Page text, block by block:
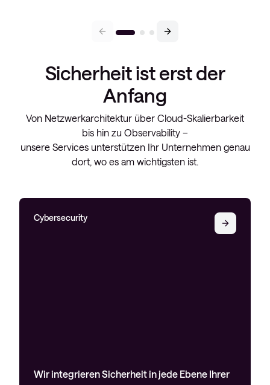
Sicherheit ist erst der
Anfang
Von Netzwerkarchitektur über Cloud-Skalierbarkeit
bis hin zu Observability –
unsere Services unterstützen Ihr Unternehmen genau
dort, wo es am wichtigsten ist.
Cybersecurity
Wir integrieren Sicherheit in jede Ebene Ihrer